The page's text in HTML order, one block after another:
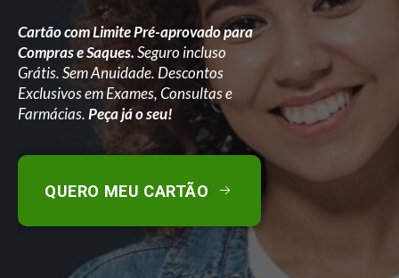
Cartão com Limite Pré-aprovado para
Compras e Saques.Seguro incluso
Grátis. Sem Anuidade. Descontos
Exclusivos em Exames, Consultas e
Farmácias.Peça já o seu!
QUERO MEU CARTÃO